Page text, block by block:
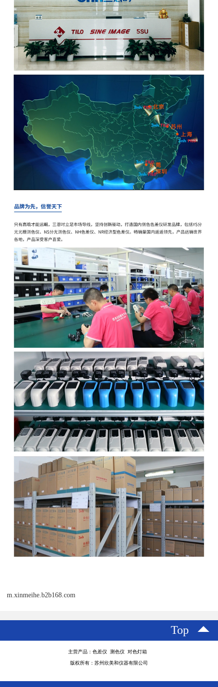
m.xinmeihe.b2b168.com
Top
主营产品：色差仪 测色仪 对色灯箱
版权所有：苏州欣美和仪器有限公司